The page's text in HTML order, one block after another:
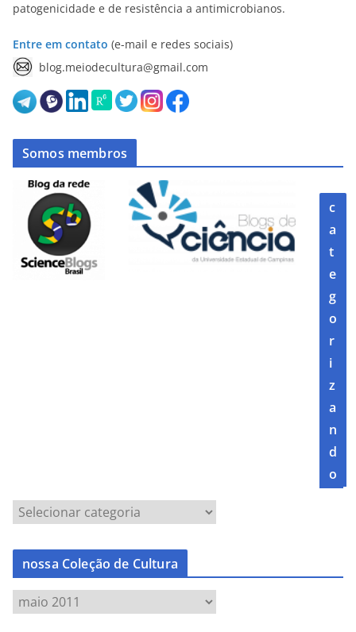
patogenicidade e de resistência a antimicrobianos.
Entre em contato (e-mail e redes sociais)
blog.meiodecultura@gmail.com
Somos membros
c
a
t
e
g
o
r
i
z
a
n
d
o
nossa Coleção de Cultura